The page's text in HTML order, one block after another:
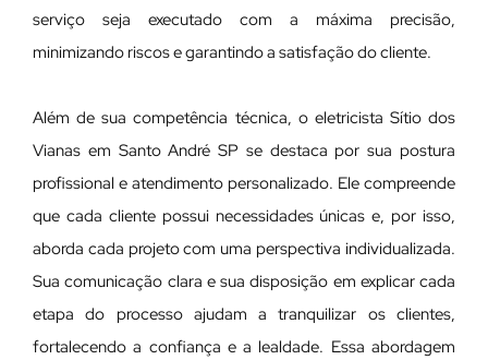
serviço seja executado com a máxima precisão,
minimizando riscos e garantindo a satisfação do cliente.
Além de sua competência técnica, o eletricista Sítio dos
Vianas em Santo André SP se destaca por sua postura
profissional e atendimento personalizado. Ele compreende
que cada cliente possui necessidades únicas e, por isso,
aborda cada projeto com uma perspectiva individualizada.
Sua comunicação clara e sua disposição em explicar cada
etapa do processo ajudam a tranquilizar os clientes,
fortalecendo a confiança e a lealdade. Essa abordagem